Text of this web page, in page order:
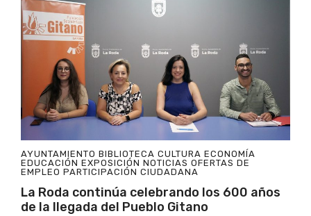
AYUNTAMIENTO BIBLIOTECA CULTURA ECONOMÍA
EDUCACIÓN EXPOSICIÓN NOTICIAS OFERTAS DE
EMPLEO PARTICIPACIÓN CIUDADANA
La Roda continúa celebrando los 600 años
de la llegada del Pueblo Gitano